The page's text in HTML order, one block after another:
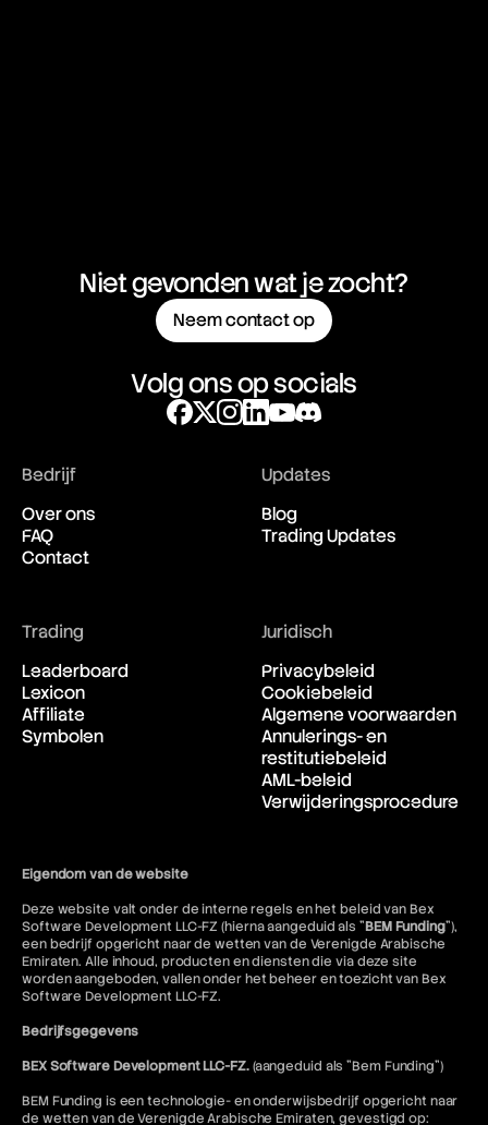
Niet gevonden wat je zocht?
Neem contact op
Volg ons op socials
Bedrijf
Over ons
FAQ
Contact
Updates
Blog
Trading Updates
Trading
Leaderboard
Lexicon
Affiliate
Symbolen
Juridisch
Privacybeleid
Cookiebeleid
Algemene voorwaarden
Annulerings- en
restitutiebeleid
AML-beleid
Verwijderingsprocedure
Eigendom van de website
Deze website valt onder de interne regels en het beleid van Bex
Software Development LLC-FZ (hierna aangeduid als "BEM Funding"),
een bedrijf opgericht naar de wetten van de Verenigde Arabische
Emiraten. Alle inhoud, producten en diensten die via deze site
worden aangeboden, vallen onder het beheer en toezicht van Bex
Software Development LLC-FZ.
Bedrijfsgegevens
BEX Software Development LLC-FZ.(aangeduid als "Bem Funding")
BEM Funding is een technologie- en onderwijsbedrijf opgericht naar
de wetten van de Verenigde Arabische Emiraten, gevestigd op: